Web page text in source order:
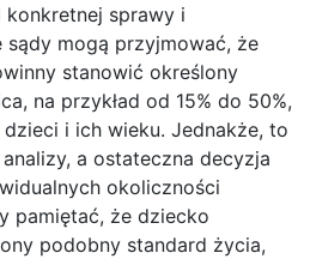
sprawy i
mogą przyjmować, że
stanowić określony
na przykład od 15% do 50%,
i ich wieku. Jednakże, to
a ostateczna decyzja
okoliczności
pamiętać, że dziecko
podobny standard życia,